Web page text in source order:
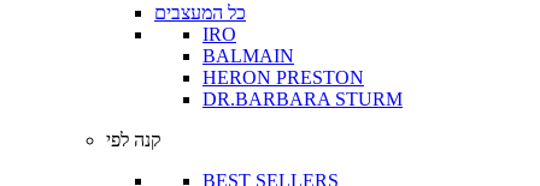
כל המעצבים
IRO
BALMAIN
HERON PRESTON
DR.BARBARA STURM
קנה לפי
BEST SELLERS